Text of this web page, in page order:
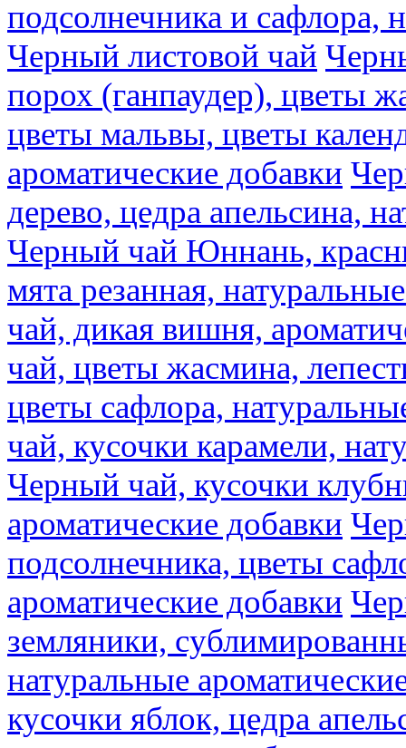
подсолнечника и сафлора,
Черный листовой чай
порох (ганпаудер), цветы
цветы мальвы, цветы
ароматические добавки
дерево, цедра апельсина,
Черный чай Юннань,
мята резанная,
чай, дикая вишня,
чай, цветы жасмина,
цветы сафлора,
чай, кусочки карамели,
Черный чай, кусочки
ароматические добавки
подсолнечника, цветы
ароматические добавки
земляники,
натуральные
кусочки яблок, цедра